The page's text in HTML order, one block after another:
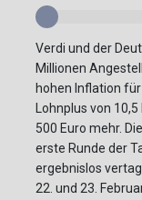
Verdi und der
Millionen
hohen Inflation
Lohnplus von
500 Euro mehr.
erste Runde der
ergebnislos
22. und 23.